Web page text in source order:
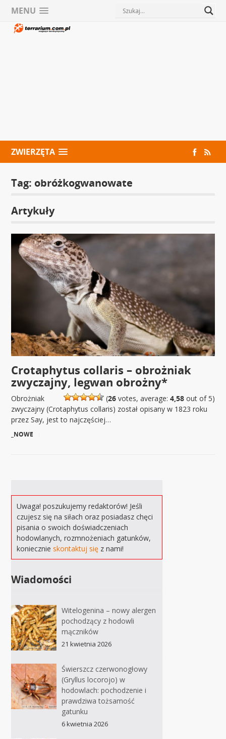
MENU
ZWIERZĘTA
Tag: obróżkogwanowate
Artykuły
Crotaphytus collaris – obrożniak
zwyczajny, legwan obrożny*
(26votes, average: 4,58out of 5)
Obrożniak
zwyczajny (Crotaphytus collaris) został opisany w 1823 roku
przez Say, jest to najczęściej…
_NOWE
Uwaga! poszukujemy redaktorów! Jeśli
czujesz się na siłach oraz posiadasz chęci
pisania o swoich doświadczeniach
hodowlanych, rozmnożeniach gatunków,
koniecznieskontaktuj się z nami!
Wiadomości
Witelogenina – nowy alergen
pochodzący z hodowli
mączników
21 kwietnia 2026
Świerszcz czerwonogłowy
(Gryllus locorojo) w
hodowlach: pochodzenie i
prawdziwa tożsamość
gatunku
6 kwietnia 2026